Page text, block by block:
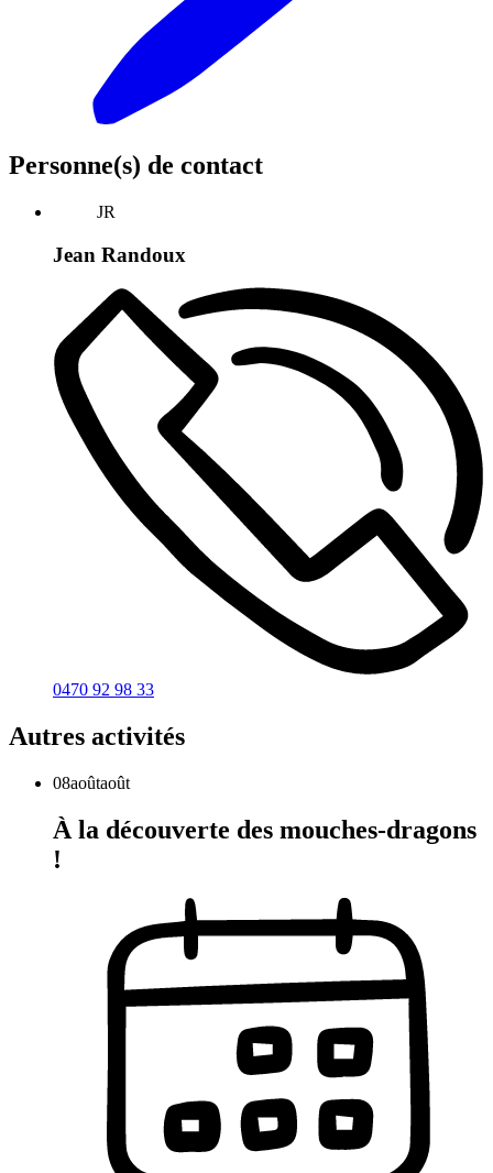
Personne(s) de contact
JR
Jean Randoux
0470 92 98 33
Autres activités
08aoûtaoût
À la découverte des mouches-dragons
!